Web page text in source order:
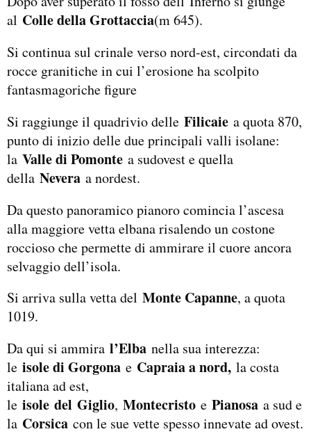
al Colle della Grottaccia(m 645).
Si continua sul crinale verso nord-est, circondati da
rocce granitiche in cui l’erosione ha scolpito
fantasmagoriche figure
Si raggiunge il quadrivio delle Filicaie a quota 870,
punto di inizio delle due principali valli isolane:
la Valle di Pomonte a sudovest e quella
della Nevera a nordest.
Da questo panoramico pianoro comincia l’ascesa
alla maggiore vetta elbana risalendo un costone
roccioso che permette di ammirare il cuore ancora
selvaggio dell’isola.
Si arriva sulla vetta del Monte Capanne, a quota
1019.
Da qui si ammira l’Elba nella sua interezza:
le isole di Gorgona e Capraia a nord, la costa
italiana ad est,
le isole del Giglio, Montecristo e Pianosa a sud e
la Corsica con le sue vette spesso innevate ad ovest.